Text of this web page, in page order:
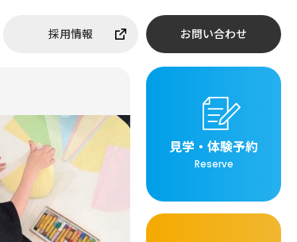
採用情報 お問い合わせ
見学・体験予約
Reserve